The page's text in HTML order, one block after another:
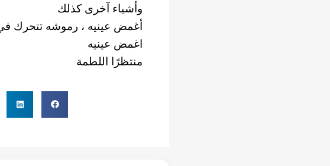
وأشياء آخرى كذلك
أغمض عينيه ، رموشه تتحرك
اغمض عينيه
منتظرًا اللطمة